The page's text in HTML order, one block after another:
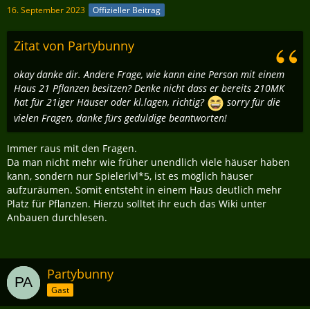
16. September 2023 Offizieller Beitrag
Zitat von Partybunny
okay danke dir. Andere Frage, wie kann eine Person mit einem
Haus 21 Pflanzen besitzen? Denke nicht dass er bereits 210MK
hat für 21iger Häuser oder kl.lagen, richtig?
sorry für die
vielen Fragen, danke fürs geduldige beantworten!
Immer raus mit den Fragen.
Da man nicht mehr wie früher unendlich viele häuser haben
kann, sondern nur Spielerlvl*5, ist es möglich häuser
aufzuräumen. Somit entsteht in einem Haus deutlich mehr
Platz für Pflanzen. Hierzu solltet ihr euch das Wiki unter
Anbauen durchlesen.
Partybunny
Gast